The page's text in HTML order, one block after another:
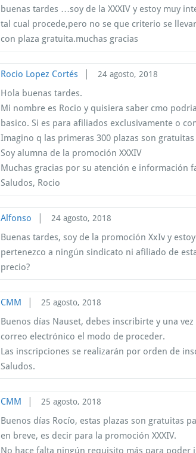
buenas tardes …soy de la XXXIV y estoy muy
tal cual procede,pero no se que criterio se
con plaza gratuita.muchas gracias
Rocio Lopez Cortés 24 agosto, 2018
Hola buenas tardes.
Mi nombre es Rocio y quisiera saber cmo
basico. Si es para afiliados exclusivamente o
Imagino q las primeras 300 plazas son
Soy alumna de la promoción XXXIV
Muchas gracias por su atención e información
Saludos, Rocio
Alfonso 24 agosto, 2018
Buenas tardes, soy de la promoción XxIv y
pertenezco a ningún sindicato ni afiliado de
precio?
CMM 25 agosto, 2018
Buenos días Nauset, debes inscribirte y una
correo electrónico el modo de proceder.
Las inscripciones se realizarán por orden de
Saludos.
CMM 25 agosto, 2018
Buenos días Rocío, estas plazas son gratuitas
en breve, es decir para la promoción XXXIV.
No hace falta ningún requisito más para poder